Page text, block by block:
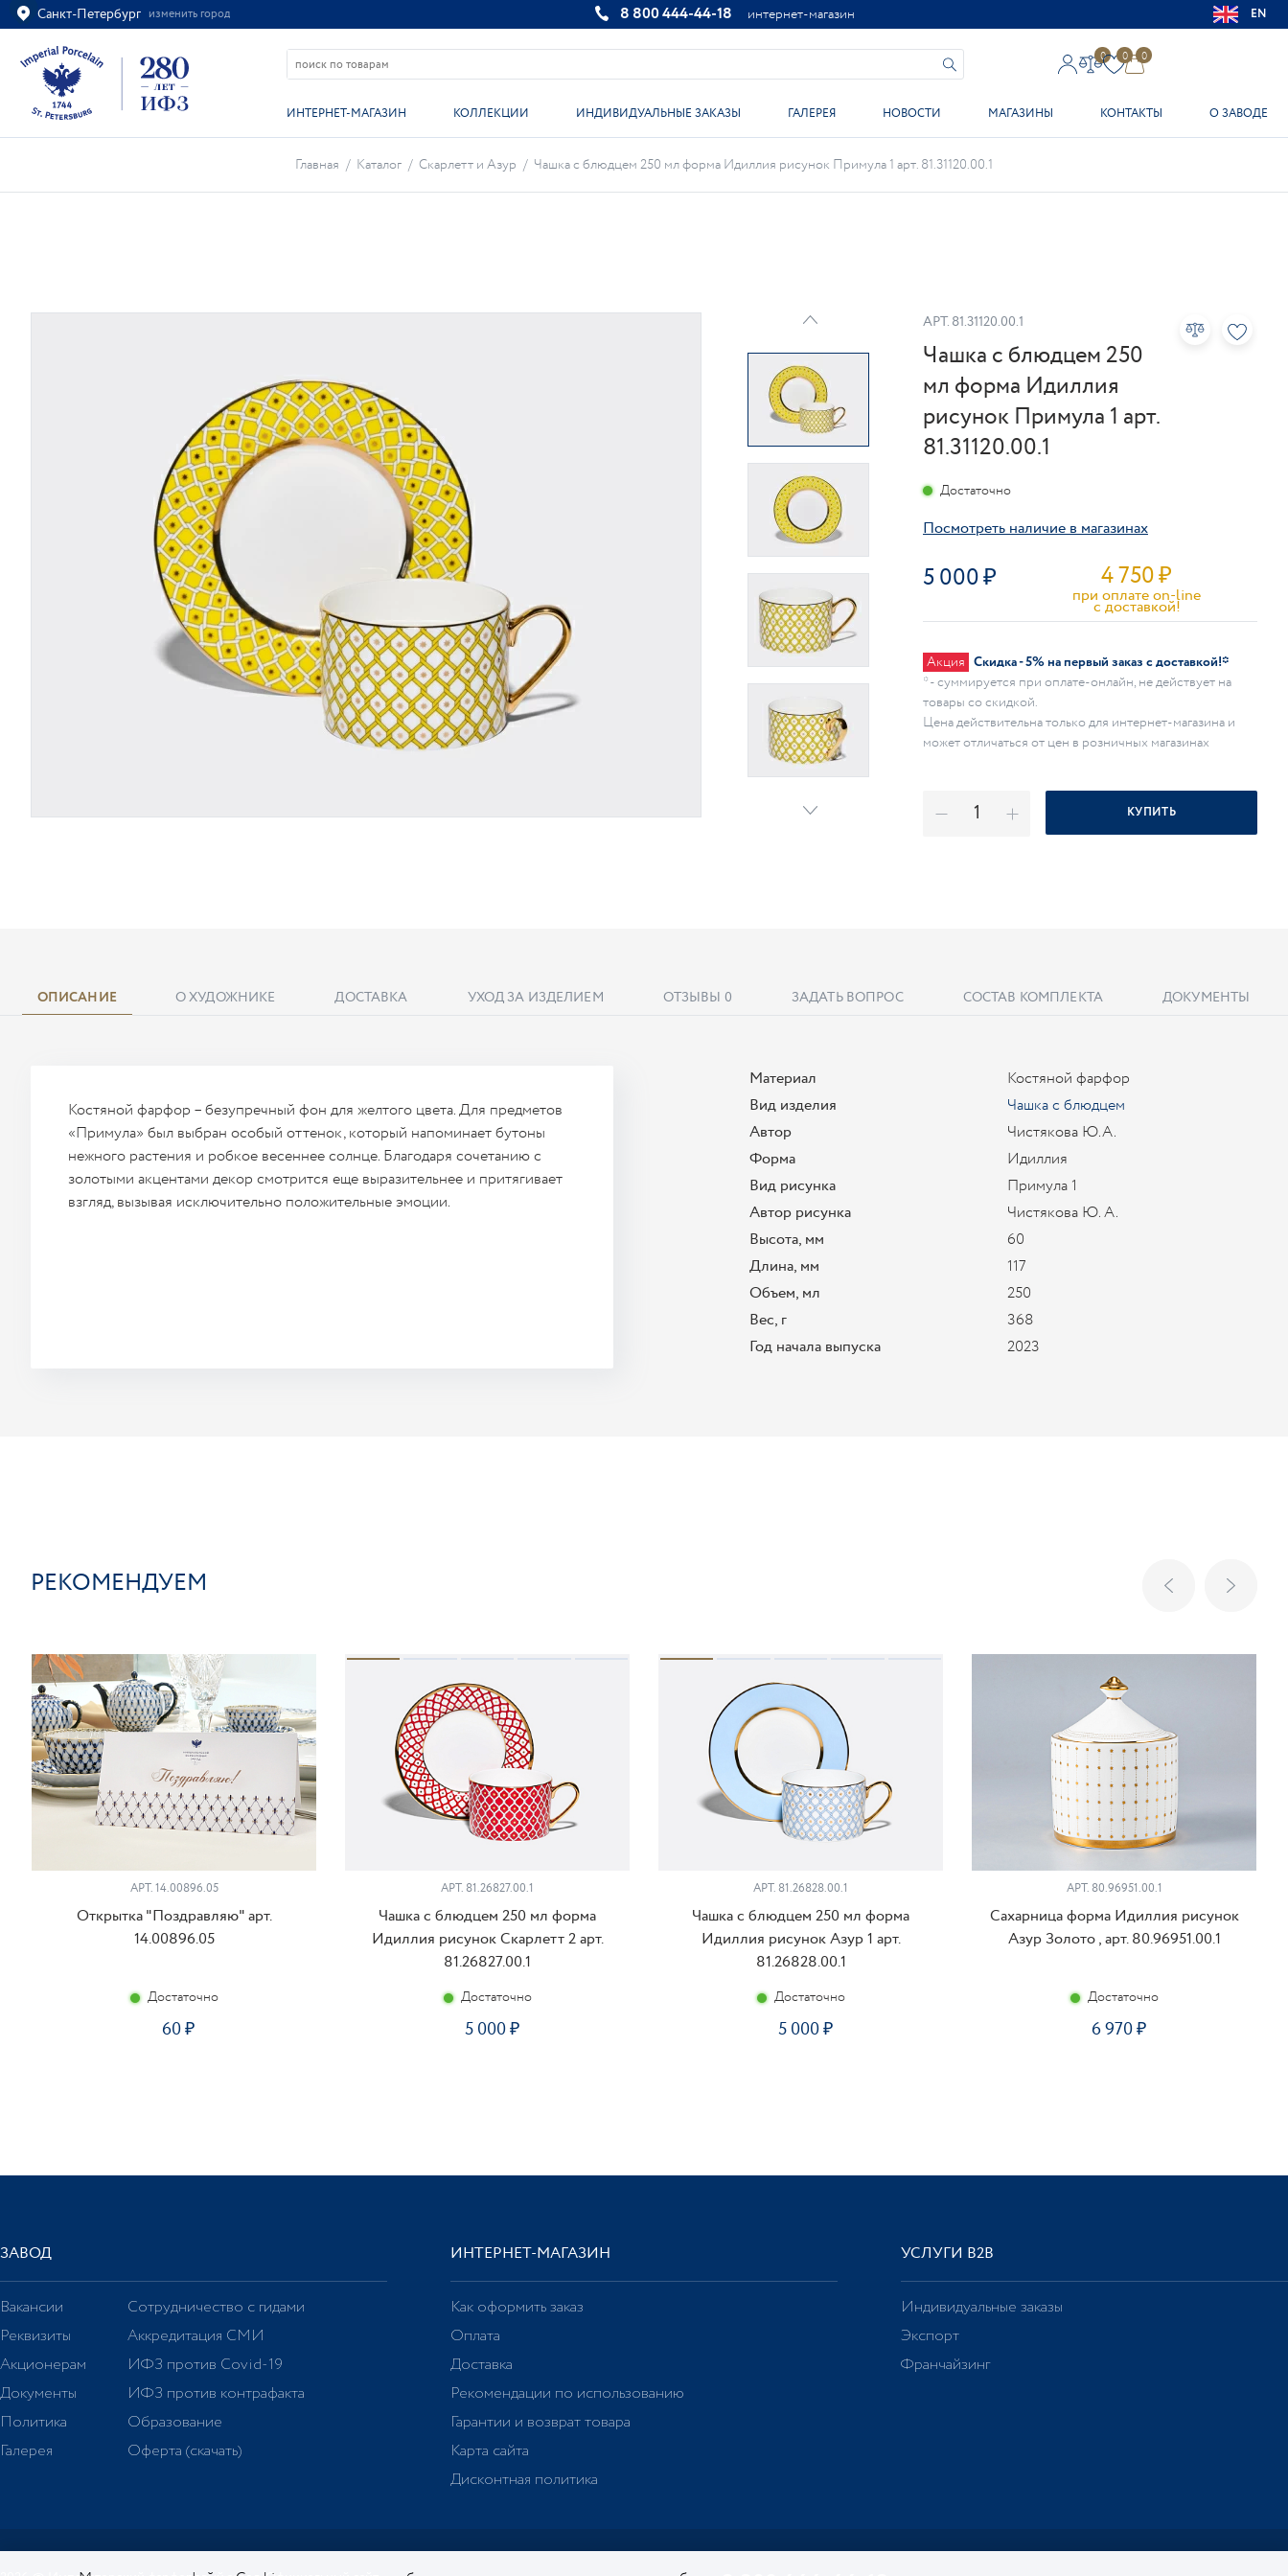
Санкт-Петербург изменить город
Ваш город Санкт-Петербург?
ВСЁ ВЕРНО ИЗМЕНИТЬ
8 800 444-44-18 интернет-магазин EN
0 0 0
ИНТЕРНЕТ-МАГАЗИН КОЛЛЕКЦИИ ИНДИВИДУАЛЬНЫЕ ЗАКАЗЫ ГАЛЕРЕЯ НОВОСТИ МАГАЗИНЫ КОНТАКТЫ О ЗАВОДЕ
Главная / Каталог / Скарлетт и Азур / Чашка с блюдцем 250 мл форма Идиллия рисунок Примула 1 арт. 81.31120.00.1
АРТ. 81.31120.00.1
Чашка с блюдцем 250
мл форма Идиллия
рисунок Примула 1 арт.
81.31120.00.1
5 000 4 750₽
при оплате on-line
c доставкой!
Посмотреть наличие в магазинах
Достаточно
Акция Скидка - 5% на первый заказ с доставкой!*
* - суммируется при оплате-онлайн, не действует на
товары со скидкой.
Цена действительна только для интернет-магазина и
может отличаться от цен в розничных магазинах
КУПИТЬ
ОПИСАНИЕ О ХУДОЖНИКЕ ДОСТАВКА УХОД ЗА ИЗДЕЛИЕМ ОТЗЫВЫ 0 ЗАДАТЬ ВОПРОС СОСТАВ КОМПЛЕКТА ДОКУМЕНТЫ
Костяной фарфор – безупречный фон для желтого цвета. Для предметов
«Примула» был выбран особый оттенок, который напоминает бутоны
нежного растения и робкое весеннее солнце. Благодаря сочетанию с
золотыми акцентами декор смотрится еще выразительнее и притягивает
взгляд, вызывая исключительно положительные эмоции.
Материал
Костяной фарфор
Вид изделия
Чашка с блюдцем
Автор
Чистякова Ю.А.
Форма
Идиллия
Вид рисунка
Примула 1
Автор рисунка
Чистякова Ю. А.
Высота, мм
60
Длина, мм
117
Объем, мл
250
Вес, г
368
Год начала выпуска
2023
РЕКОМЕНДУЕМ
АРТ. 14.00896.05
Открытка "Поздравляю" арт.
14.00896.05
Достаточно
60
АРТ. 81.26827.00.1
Чашка с блюдцем 250 мл форма
Идиллия рисунок Скарлетт 2 арт.
81.26827.00.1
Достаточно
5 000
АРТ. 81.26828.00.1
Чашка с блюдцем 250 мл форма
Идиллия рисунок Азур 1 арт.
81.26828.00.1
Достаточно
5 000
АРТ. 80.96951.00.1
Сахарница форма Идиллия рисунок
Азур Золото , арт. 80.96951.00.1
Достаточно
6 970
ЗАВОД
Вакансии
Реквизиты
Акционерам
Документы
Политика
Галерея
Сотрудничество с гидами
Аккредитация СМИ
ИФЗ против Covid-19
ИФЗ против контрафакта
Образование
Оферта (скачать)
ИНТЕРНЕТ-МАГАЗИН
Как оформить заказ
Оплата
Доставка
Рекомендации по использованию
Гарантии и возврат товара
Карта сайта
Дисконтная политика
УСЛУГИ В2В
Индивидуальные заказы
Экспорт
Франчайзинг